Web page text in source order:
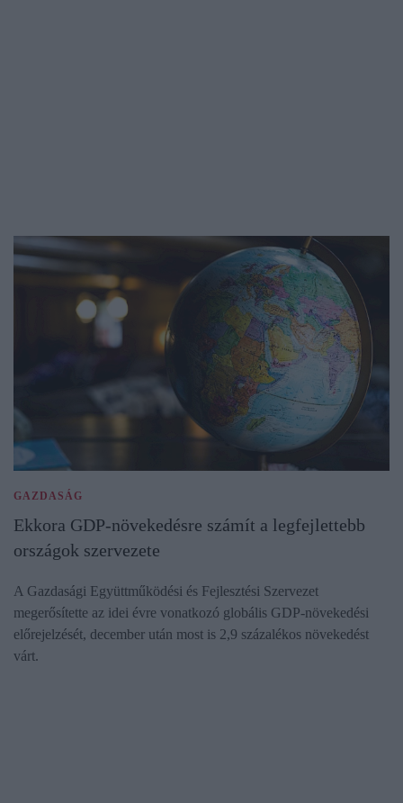
GAZDASÁG
Ekkora GDP-növekedésre számít a legfejlettebb
országok szervezete
A Gazdasági Együttműködési és Fejlesztési Szervezet
megerősítette az idei évre vonatkozó globális GDP-növekedési
előrejelzését, december után most is 2,9 százalékos növekedést
várt.